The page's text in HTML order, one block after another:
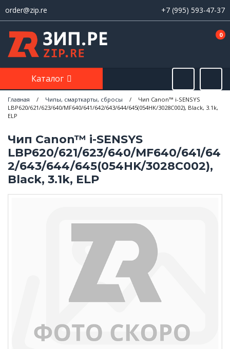
order@zip.re +7 (995) 593-47-37
0
Каталог
Главная / Чипы, смарткарты, сбросы /
Чип Canon™ i-SENSYS
LBP620/621/623/640/MF640/641/642/643/644/645(054HK/3028C002), Black, 3.1k,
ELP
Чип Canon™ i-SENSYS
LBP620/621/623/640/MF640/641/64
2/643/644/645(054HK/3028C002),
Black, 3.1k, ELP